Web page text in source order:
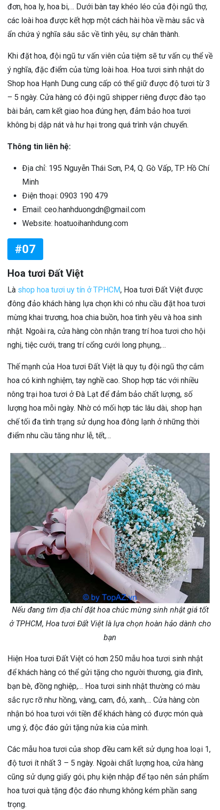
đơn, hoa ly, hoa bi,… Dưới bàn tay khéo léo của đội ngũ thợ,
các loài hoa được kết hợp một cách hài hòa về màu sắc và
ẩn chứa ý nghĩa sâu sắc về tình yêu, sự chân thành.
Khi đặt hoa, đội ngũ tư vấn viên của tiệm sẽ tư vấn cụ thể về
ý nghĩa, đặc điểm của từng loài hoa. Hoa tươi sinh nhật do
Shop hoa Hạnh Dung cung cấp có thể giữ được độ tươi từ 3
– 5 ngày. Cửa hàng có đội ngũ shipper riêng được đào tạo
bài bản, cam kết giao hoa đúng hẹn, đảm bảo hoa tươi
không bị dập nát và hư hại trong quá trình vận chuyển.
Thông tin liên hệ:
Địa chỉ: 195 Nguyễn Thái Sơn, P.4, Q. Gò Vấp, TP. Hồ Chí
Minh
Điện thoại: 0903 190 479
Email: ceo.hanhduongdn@gmail.com
Website: hoatuoihanhdung.com
#07
Hoa tươi Đất Việt
Là shop hoa tươi uy tín ở TPHCM, Hoa tươi Đất Việt được
đông đảo khách hàng lựa chọn khi có nhu cầu đặt hoa tươi
mừng khai trương, hoa chia buồn, hoa tình yêu và hoa sinh
nhật. Ngoài ra, cửa hàng còn nhận trang trí hoa tươi cho hội
nghị, tiệc cưới, trang trí cổng cưới long phụng,…
Thế mạnh của Hoa tươi Đất Việt là quy tụ đội ngũ thợ cắm
hoa có kinh nghiệm, tay nghề cao. Shop hợp tác với nhiều
nông trại hoa tươi ở Đà Lạt để đảm bảo chất lượng, số
lượng hoa mỗi ngày. Nhờ có mối hợp tác lâu dài, shop hạn
chế tối đa tình trạng sử dụng hoa đông lạnh ở những thời
điểm nhu cầu tăng như lễ, tết,…
Nếu đang tìm địa chỉ đặt hoa chúc mừng sinh nhật giá tốt
ở TPHCM, Hoa tươi Đất Việt là lựa chọn hoàn hảo dành cho
bạn
Hiện Hoa tươi Đất Việt có hơn 250 mẫu hoa tươi sinh nhật
để khách hàng có thể gửi tặng cho người thương, gia đình,
bạn bè, đồng nghiệp,… Hoa tươi sinh nhật thường có màu
sắc rực rỡ như hồng, vàng, cam, đỏ, xanh,… Cửa hàng còn
nhận bó hoa tươi với tiền để khách hàng có được món quà
ưng ý, độc đáo gửi tặng nửa kia của mình.
Các mẫu hoa tươi của shop đều cam kết sử dụng hoa loại 1,
độ tươi ít nhất 3 – 5 ngày. Ngoài chất lượng hoa, cửa hàng
cũng sử dụng giấy gói, phụ kiện nhập để tạo nên sản phẩm
hoa tươi quà tặng độc đáo nhưng không kém phần sang
trọng.